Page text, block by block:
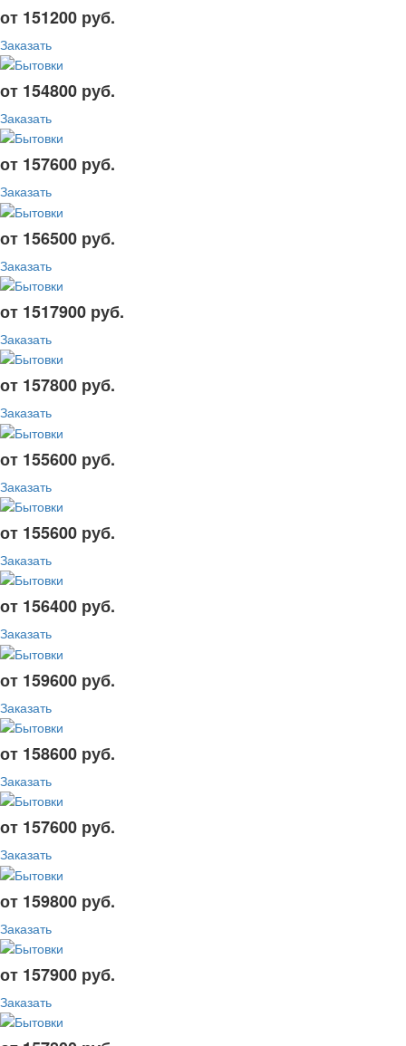
от 151200 руб.
Заказать
от 154800 руб.
Заказать
от 157600 руб.
Заказать
от 156500 руб.
Заказать
от 1517900 руб.
Заказать
от 157800 руб.
Заказать
от 155600 руб.
Заказать
от 155600 руб.
Заказать
от 156400 руб.
Заказать
от 159600 руб.
Заказать
от 158600 руб.
Заказать
от 157600 руб.
Заказать
от 159800 руб.
Заказать
от 157900 руб.
Заказать